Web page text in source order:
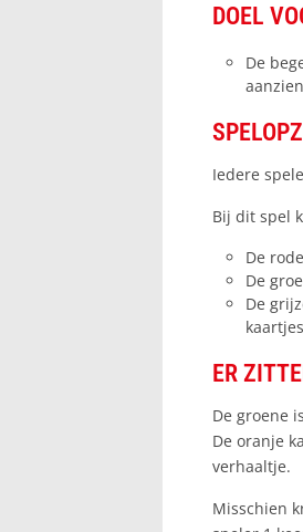
DOEL
De
Iedere
Bij dit spel
De
De
De
ER
De groene
De oranje
verhaaltje.
Misschien